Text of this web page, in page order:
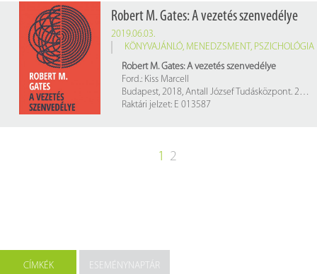
Robert M. Gates: A vezetés szenvedélye
2019.06.03.
KÖNYVAJÁNLÓ, MENEDZSMENT, PSZICHOLÓGIA
Robert M. Gates: A vezetés szenvedélye
Ford.: Kiss Marcell
Budapest, 2018, Antall József Tudásközpont. 294 p.
Raktári jelzet: E 013587
1 2
CÍMKÉK ESEMÉNYNAPTÁR